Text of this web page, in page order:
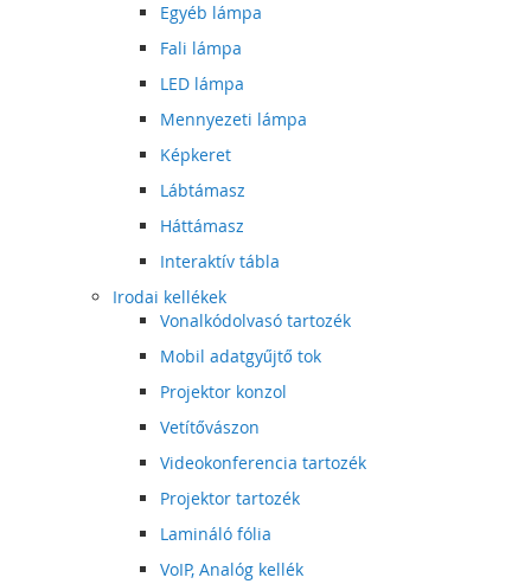
Egyéb lámpa
Fali lámpa
LED lámpa
Mennyezeti lámpa
Képkeret
Lábtámasz
Háttámasz
Interaktív tábla
Irodai kellékek
Vonalkódolvasó tartozék
Mobil adatgyűjtő tok
Projektor konzol
Vetítővászon
Videokonferencia tartozék
Projektor tartozék
Lamináló fólia
VoIP, Analóg kellék